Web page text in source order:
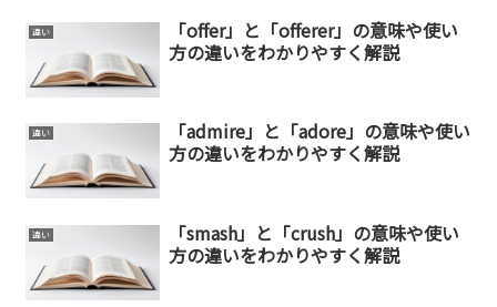
違い
「offer」と「offerer」の意味や使い
方の違いをわかりやすく解説
違い
「admire」と「adore」の意味や使い
方の違いをわかりやすく解説
違い
「smash」と「crush」の意味や使い
方の違いをわかりやすく解説